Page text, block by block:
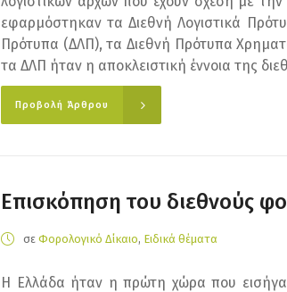
εφαρμόστηκαν τα Διεθνή Λογιστικά
Πρότυπα (ΔΛΠ), τα Διεθνή Πρότυπα
τα ΔΛΠ ήταν η αποκλειστική έννοια της
Προβολή Άρθρου
Επισκόπηση του διεθνούς
σε Φορολογικό Δίκαιο, Ειδικά θέματα
Η Ελλάδα ήταν η πρώτη χώρα που